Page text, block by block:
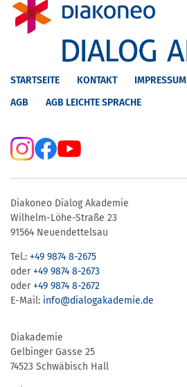
STARTSEITE KONTAKT IMPRESSUM
AGB
AGB LEICHTE SPRACHE
Diakoneo Dialog Akademie
Wilhelm-Löhe-Straße 23
91564 Neuendettelsau
Tel.: +49 9874 8-2675
oder+49 9874 8-2673
oder+49 9874 8-2672
E-Mail: info@dialogakademie.de
Diakademie
Gelbinger Gasse 25
74523 Schwäbisch Hall